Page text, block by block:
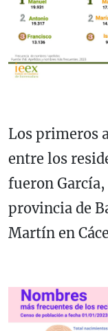
Los primeros
entre los
fueron García,
provincia de
Martín en